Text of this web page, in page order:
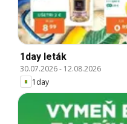
1day leták
30.07.2026- 12.08.2026
1day